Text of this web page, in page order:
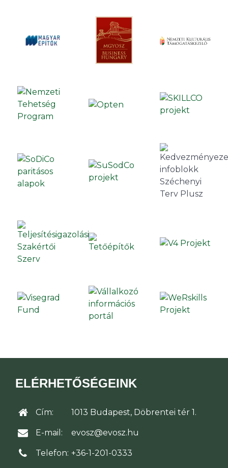
ELÉRHETŐSÉGEINK
Cím: 1013 Budapest, Döbrentei tér 1.
E-mail: evosz@evosz.hu
Telefon: +36-1-201-0333